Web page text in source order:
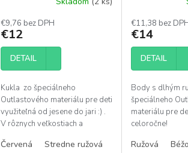
produktu
je
4,8
5
hviezdičiek.
€9,76 bez DPH
€12
DETAIL
Kukla zo špeciálneho
Outlastového materiálu pre deti
využiteľná od jesene do jari :) .
V rôznych veľkostiach a
Červená Stredne ružová staro ružová
produktu
je
5,0
5
hviezdičiek.
€11,38 bez
€14
DETAIL
Body s dlhým
špeciálneho
materiálu pre
celoročne!
Ružová